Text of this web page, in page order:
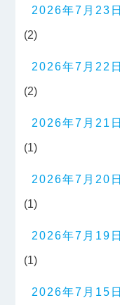
2026年7月23日
(2)
2026年7月22日
(2)
2026年7月21日
(1)
2026年7月20日
(1)
2026年7月19日
(1)
2026年7月15日